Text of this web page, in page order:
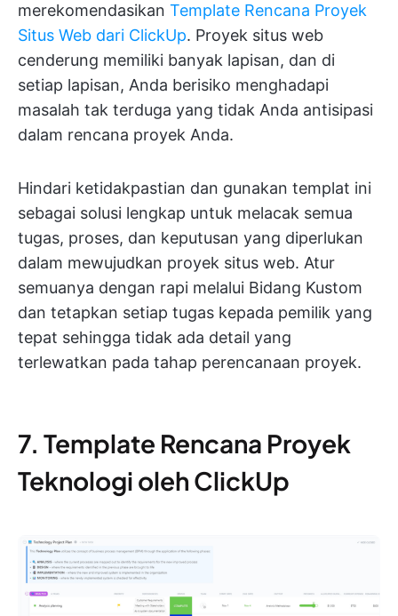
merekomendasikan Template Rencana Proyek
Situs Web dari ClickUp. Proyek situs web
cenderung memiliki banyak lapisan, dan di
setiap lapisan, Anda berisiko menghadapi
masalah tak terduga yang tidak Anda antisipasi
dalam rencana proyek Anda.
Hindari ketidakpastian dan gunakan templat ini
sebagai solusi lengkap untuk melacak semua
tugas, proses, dan keputusan yang diperlukan
dalam mewujudkan proyek situs web. Atur
semuanya dengan rapi melalui Bidang Kustom
dan tetapkan setiap tugas kepada pemilik yang
tepat sehingga tidak ada detail yang
terlewatkan pada tahap perencanaan proyek.
7. Template Rencana Proyek
Teknologi oleh ClickUp